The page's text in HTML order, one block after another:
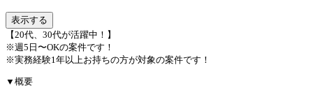
表示する
【20代、30代が活躍中！】
※週5日〜OKの案件です！
※実務経験1年以上お持ちの方が対象の案件です！
▼概要